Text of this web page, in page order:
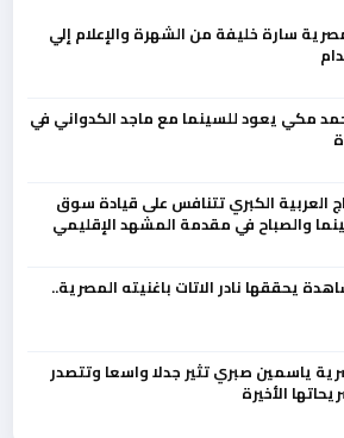
سارة خليفة من الشهرة والإعلام إلي
مكي يعود للسينما مع ماجد الكدواني في
العربية الكبري تتنافس على قيادة سوق
والصباح في مقدمة المشهد الإقليمي
يحققها نادر الاتات باغنيته المصرية..
ياسمين صبري تثير جدلا واسعا وتتصدر
الأخيرة